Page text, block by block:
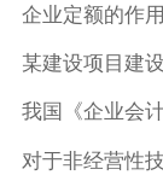
企业定额的作